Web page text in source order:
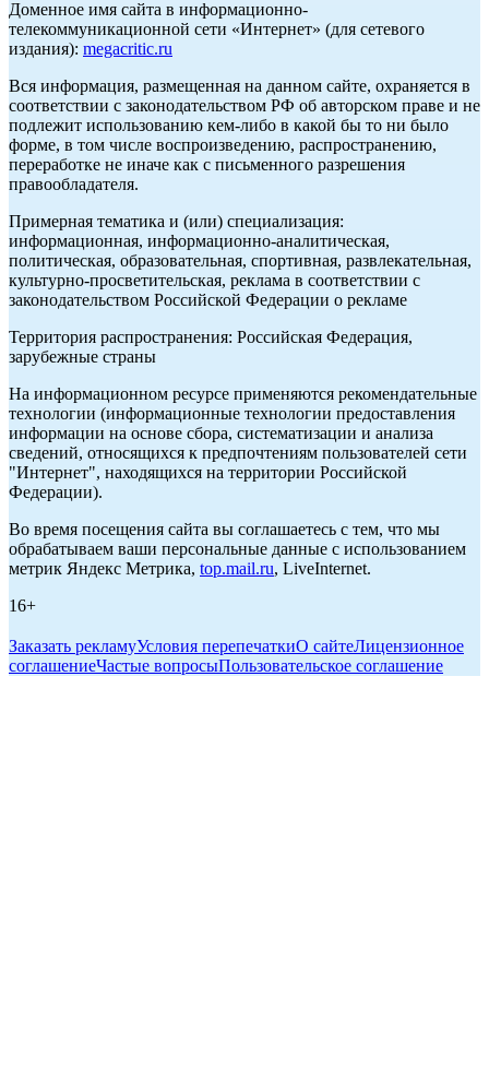
Доменное имя сайта в информационно-
телекоммуникационной сети «Интернет» (для сетевого
издания): megacritic.ru
Вся информация, размещенная на данном сайте, охраняется в
соответствии с законодательством РФ об авторском праве и не
подлежит использованию кем-либо в какой бы то ни было
форме, в том числе воспроизведению, распространению,
переработке не иначе как с письменного разрешения
правообладателя.
Примерная тематика и (или) специализация:
информационная, информационно-аналитическая,
политическая, образовательная, спортивная, развлекательная,
культурно-просветительская, реклама в соответствии с
законодательством Российской Федерации о рекламе
Территория распространения: Российская Федерация,
зарубежные страны
На информационном ресурсе применяются рекомендательные
технологии (информационные технологии предоставления
информации на основе сбора, систематизации и анализа
сведений, относящихся к предпочтениям пользователей сети
"Интернет", находящихся на территории Российской
Федерации).
Во время посещения сайта вы соглашаетесь с тем, что мы
обрабатываем ваши персональные данные с использованием
метрик Яндекс Метрика, top.mail.ru, LiveInternet.
16+
Заказать рекламуУсловия перепечаткиО сайтеЛицензионное
соглашениеЧастые вопросыПользовательское соглашение